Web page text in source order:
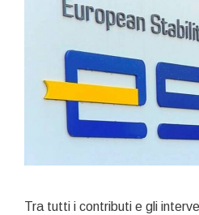
Tra tutti i contributi e gli